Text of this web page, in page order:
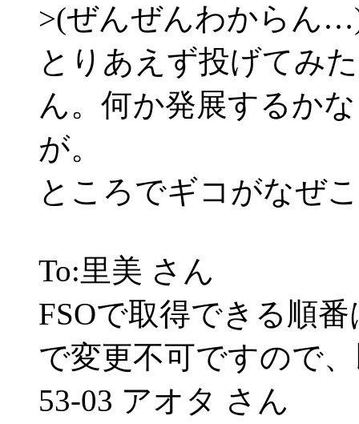
>(ぜんぜんわからん
とりあえず投げてみ
ん。何か発展するか
が。
ところでギコがなぜ
To:里美 さん
FSOで取得できる順
で変更不可ですので
53-03 アオタ さん